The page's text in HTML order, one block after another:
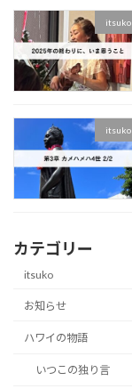
itsuko
itsuko
カテゴリー
itsuko
お知らせ
ハワイの物語
いつこの独り言